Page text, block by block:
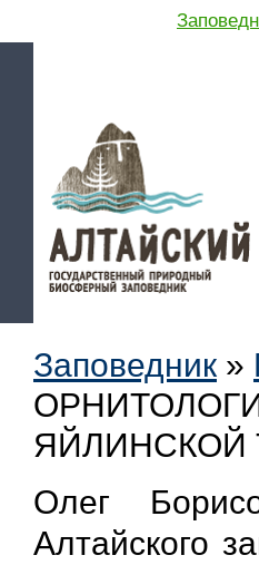
Заповедник »
ЯЙЛИНСКОЙ
Олег
Алтайского